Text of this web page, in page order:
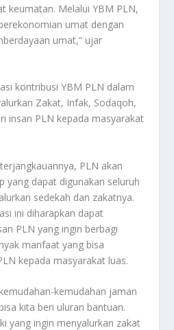
keumatan. Melalui YBM PLN,
umat dengan
umat,” ujar
kontribusi YBM PLN dalam
Zakat, Infak, Sodaqoh,
insan PLN kepada masyarakat
PLN akan
yang dapat digunakan seluruh
sedekah dan zakatnya.
ini diharapkan dapat
PLN yang ingin berbagi
manfaat yang bisa
kepada masyarakat luas.
kemudahan jaman
kita beri uluran bantuan.
yang ingin menyalurkan zakat